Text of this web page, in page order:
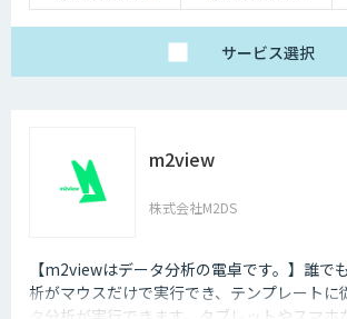
サービス選択
m2view
株式会社M2DS
【m2viewはデータ分析の電卓です。】誰で
析がマウスだけで実行でき、テンプレートに